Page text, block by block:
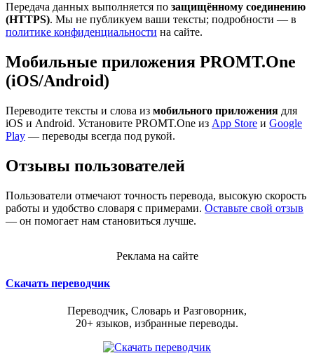
Передача данных выполняется по защищённому соединению
(HTTPS). Мы не публикуем ваши тексты; подробности — в
политике конфиденциальности на сайте.
Мобильные приложения PROMT.One
(iOS/Android)
Переводите тексты и слова из мобильного приложения для
iOS и Android. Установите PROMT.One из App Store и Google
Play — переводы всегда под рукой.
Отзывы пользователей
Пользователи отмечают точность перевода, высокую скорость
работы и удобство словаря с примерами. Оставьте свой отзыв
— он помогает нам становиться лучше.
Реклама на сайте
Скачать переводчик
Переводчик, Словарь и Разговорник,
20+ языков, избранные переводы.